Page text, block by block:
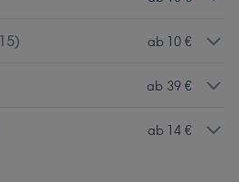
15) ab 10 €
ab 39 €
ab 14 €